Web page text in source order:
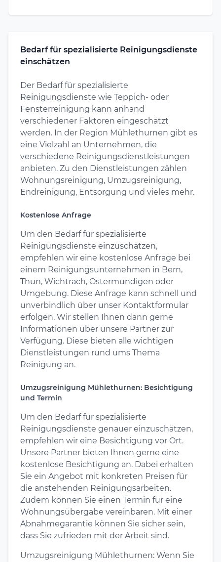
Bedarf für spezialisierte Reinigungsdienste
einschätzen
Der Bedarf für spezialisierte
Reinigungsdienste wie Teppich- oder
Fensterreinigung kann anhand
verschiedener Faktoren eingeschätzt
werden. In der Region Mühlethurnen gibt es
eine Vielzahl an Unternehmen, die
verschiedene Reinigungsdienstleistungen
anbieten. Zu den Dienstleistungen zählen
Wohnungsreinigung, Umzugsreinigung,
Endreinigung, Entsorgung und vieles mehr.
Kostenlose Anfrage
Um den Bedarf für spezialisierte
Reinigungsdienste einzuschätzen,
empfehlen wir eine kostenlose Anfrage bei
einem Reinigungsunternehmen in Bern,
Thun, Wichtrach, Ostermundigen oder
Umgebung. Diese Anfrage kann schnell und
unverbindlich über unser Kontaktformular
erfolgen. Wir stellen Ihnen dann gerne
Informationen über unsere Partner zur
Verfügung. Diese bieten alle wichtigen
Dienstleistungen rund ums Thema
Reinigung an.
Umzugsreinigung Mühlethurnen: Besichtigung
und Termin
Um den Bedarf für spezialisierte
Reinigungsdienste genauer einzuschätzen,
empfehlen wir eine Besichtigung vor Ort.
Unsere Partner bieten Ihnen gerne eine
kostenlose Besichtigung an. Dabei erhalten
Sie ein Angebot mit konkreten Preisen für
die anstehenden Reinigungsarbeiten.
Zudem können Sie einen Termin für eine
Wohnungsübergabe vereinbaren. Mit einer
Abnahmegarantie können Sie sicher sein,
dass Sie zufrieden mit der Arbeit sind.
Umzugsreinigung Mühlethurnen: Wenn Sie